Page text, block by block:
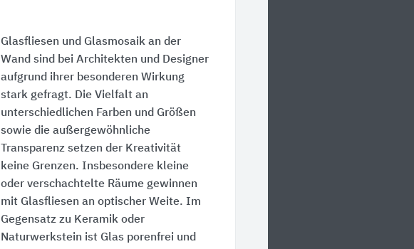
Glasfliesen und Glasmosaik an der
Wand sind bei Architekten und Designer
aufgrund ihrer besonderen Wirkung
stark gefragt. Die Vielfalt an
unterschiedlichen Farben und Größen
sowie die außergewöhnliche
Transparenz setzen der Kreativität
keine Grenzen. Insbesondere kleine
oder verschachtelte Räume gewinnen
mit Glasfliesen an optischer Weite. Im
Gegensatz zu Keramik oder
Naturwerkstein ist Glas porenfrei und